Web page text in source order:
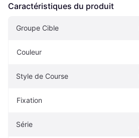
Caractéristiques du produit
Groupe Cible
Couleur
Style de Course
Fixation
Série